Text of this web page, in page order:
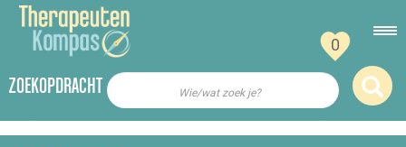
0
ZOEKOPDRACHT Wie/wat zoek je?